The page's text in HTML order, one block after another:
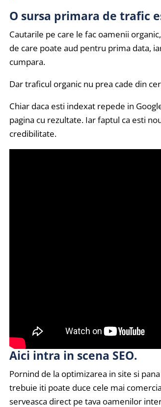
O sursa primara de trafic
Cautarile pe care le fac oamenii
de care poate aud pentru prima data,
cumpara.
Dar traficul organic nu prea cade din
Chiar daca esti indexat repede in
pagina cu rezultate. Iar faptul ca esti
credibilitate.
Aici intra in scena SEO.
Pornind de la optimizarea in site si
trebuie iti poate duce cele mai
serveasca direct pe tava oamenilor